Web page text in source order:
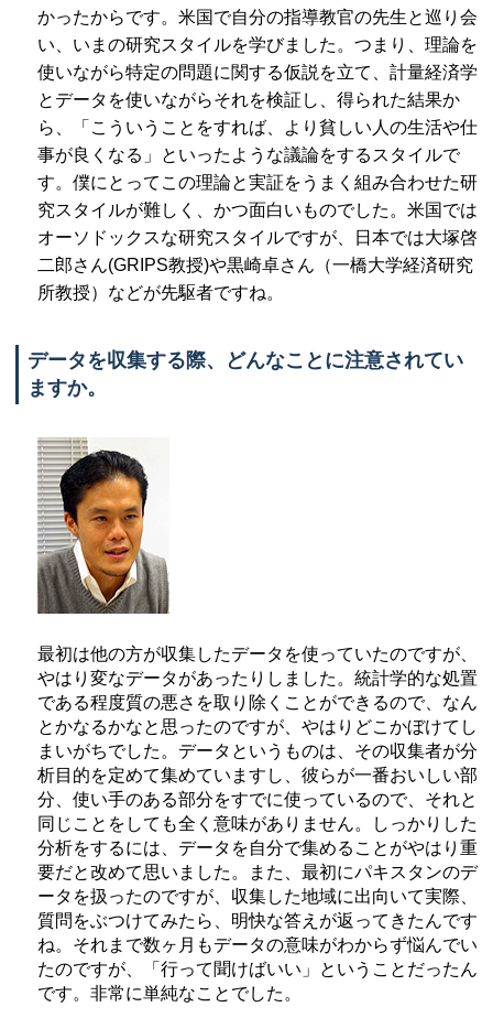
かったからです。米国で自分の指導教官の先生と巡り会
い、いまの研究スタイルを学びました。つまり、理論を
使いながら特定の問題に関する仮説を立て、計量経済学
とデータを使いながらそれを検証し、得られた結果か
ら、「こういうことをすれば、より貧しい人の生活や仕
事が良くなる」といったような議論をするスタイルで
す。僕にとってこの理論と実証をうまく組み合わせた研
究スタイルが難しく、かつ面白いものでした。米国では
オーソドックスな研究スタイルですが、日本では大塚啓
二郎さん(GRIPS教授)や黒崎卓さん（一橋大学経済研究
所教授）などが先駆者ですね。
データを収集する際、どんなことに注意されてい
ますか。
最初は他の方が収集したデータを使っていたのですが、
やはり変なデータがあったりしました。統計学的な処置
である程度質の悪さを取り除くことができるので、なん
とかなるかなと思ったのですが、やはりどこかぼけてし
まいがちでした。データというものは、その収集者が分
析目的を定めて集めていますし、彼らが一番おいしい部
分、使い手のある部分をすでに使っているので、それと
同じことをしても全く意味がありません。しっかりした
分析をするには、データを自分で集めることがやはり重
要だと改めて思いました。また、最初にパキスタンのデ
ータを扱ったのですが、収集した地域に出向いて実際、
質問をぶつけてみたら、明快な答えが返ってきたんです
ね。それまで数ヶ月もデータの意味がわからず悩んでい
たのですが、「行って聞けばいい」ということだったん
です。非常に単純なことでした。